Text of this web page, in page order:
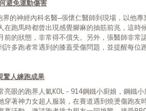
避免運動傷害
界的神經內科名醫—張懷仁醫師到現場，以他
在跑馬時都曾出現感覺腳麻的抽筋前兆，這
前的狀態，非常得不償失。另外，張醫師非
多跑者常遇到的膝蓋受傷問題，並提醒每位
驚人練跑成果
眼的跑界人氣KOL－914鋼鐵小廚娘，鋼鐵
著神力女超人服裝，在賽道遇到燒燙傷跑